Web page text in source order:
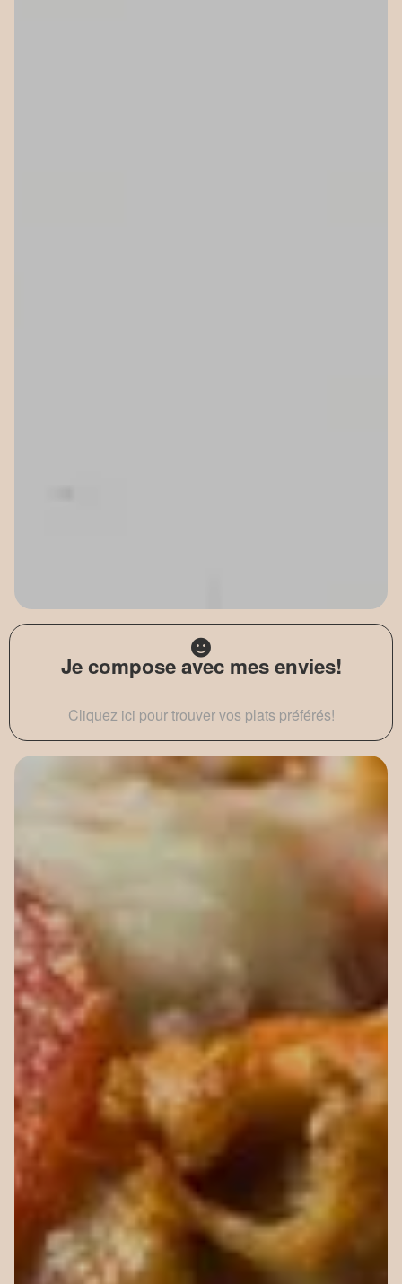
Je compose avec mes envies!
Cliquez ici pour trouver vos plats préférés!